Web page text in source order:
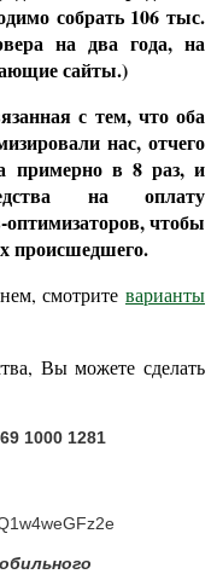
собрать 106 тыс.
на два года, на
сайты.)
с тем, что оба
нас, отчего
примерно в 8 раз, и
на оплату
чтобы
происшедшего.
смотрите варианты
Вы можете сделать
1000 1281